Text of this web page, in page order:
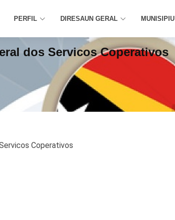
PERFIL DIRESAUN GERAL MUNISIPIU
dos Servicos Coperativos
Coperativos